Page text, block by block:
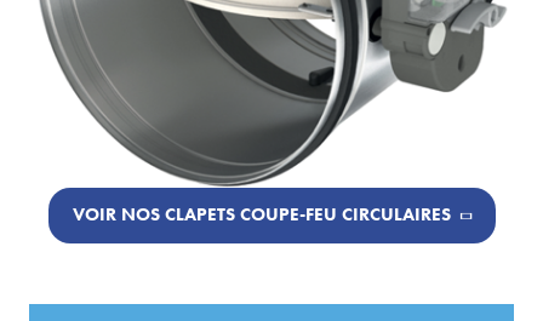
VOIR NOS CLAPETS COUPE-FEU CIRCULAIRES